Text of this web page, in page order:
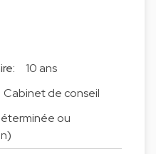
10 ans
Cabinet de conseil
ou